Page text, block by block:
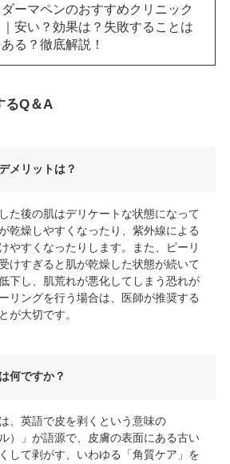
ダーマペンのおすすめクリニック
｜安い？効果は？失敗することは
ある？徹底解説！
るQ＆A
メリットは？
た後の肌はデリケートな状態になって
乾燥しやすくなったり、紫外線による
やすくなったりします。また、ピーリ
けすぎると肌が乾燥した状態が続いて
下し、肌荒れが悪化してしまう恐れが
リングを行う場合は、医師が推奨する
が大切です。
何ですか？
、英語で皮を剥くという意味の
）」が語源で、皮膚の表面にある古い
して剥がす、いわゆる「角質ケア」を